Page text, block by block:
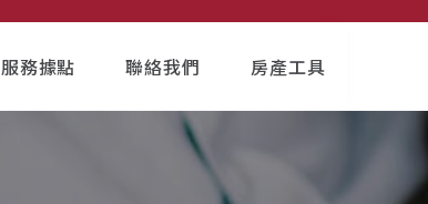
服務據點 聯絡我們 房產工具